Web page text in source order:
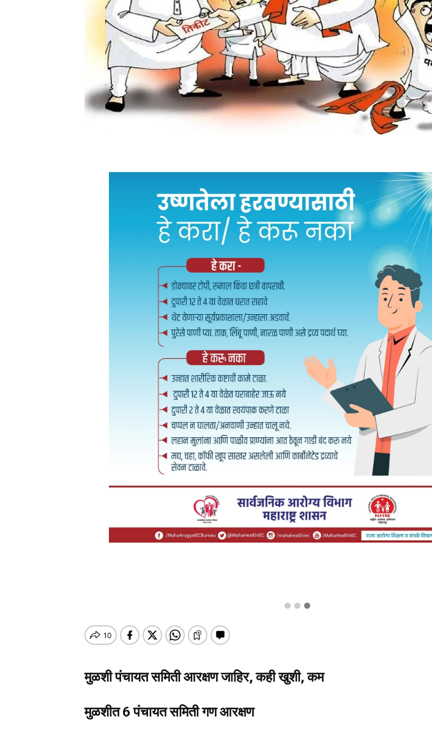
मुळशी पंचायत समिती आरक्षण जाहिर, कही खुशी, कम
मुळशीत 6 पंचायत समिती गण आरक्षण